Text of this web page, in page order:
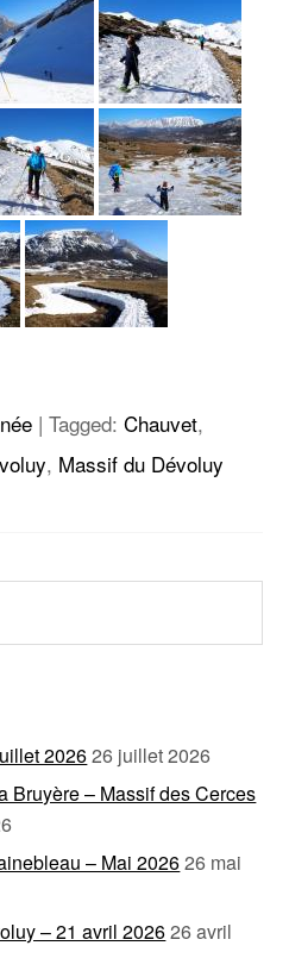
|Tagged:Chauvet,
, Massif du Dévoluy
202626 juillet 2026
Bruyère – Massif des Cerces
– Mai 202626 mai
– 21 avril 202626 avril